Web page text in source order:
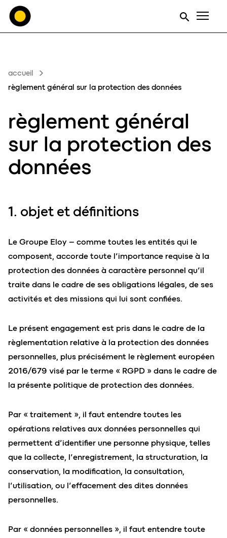
accueil
règlement général sur la protection des données
règlement général
sur la protection des
données
1. objet et définitions
Le Groupe Eloy – comme toutes les entités qui le
composent, accorde toute l’importance requise à la
protection des données à caractère personnel qu’il
traite dans le cadre de ses obligations légales, de ses
activités et des missions qui lui sont confiées.
Le présent engagement est pris dans le cadre de la
règlementation relative à la protection des données
personnelles, plus précisément le règlement européen
2016/679 visé par le terme « RGPD » dans le cadre de
la présente politique de protection des données.
Par « traitement », il faut entendre toutes les
opérations relatives aux données personnelles qui
permettent d’identifier une personne physique, telles
que la collecte, l’enregistrement, la structuration, la
conservation, la modification, la consultation,
l’utilisation, ou l’effacement des dites données
personnelles.
Par « données personnelles », il faut entendre toute